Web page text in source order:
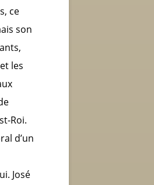
ce
son
les
Roi.
d’un
José